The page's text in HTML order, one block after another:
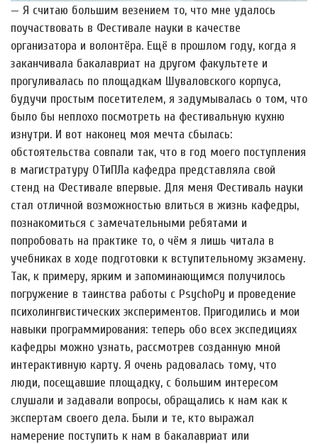
— Я считаю большим везением то, что мне удалось
поучаствовать в Фестивале науки в качестве
организатора и волонтёра. Ещё в прошлом году, когда я
заканчивала бакалавриат на другом факультете и
прогуливалась по площадкам Шуваловского корпуса,
будучи простым посетителем, я задумывалась о том, что
было бы неплохо посмотреть на фестивальную кухню
изнутри. И вот наконец моя мечта сбылась:
обстоятельства совпали так, что в год моего поступления
в магистратуру ОТиПЛа кафедра представляла свой
стенд на Фестивале впервые. Для меня Фестиваль науки
стал отличной возможностью влиться в жизнь кафедры,
познакомиться с замечательными ребятами и
попробовать на практике то, о чём я лишь читала в
учебниках в ходе подготовки к вступительному экзамену.
Так, к примеру, ярким и запоминающимся получилось
погружение в таинства работы с PsychoPy и проведение
психолингвистических экспериментов. Пригодились и мои
навыки программирования: теперь обо всех экспедициях
кафедры можно узнать, рассмотрев созданную мной
интерактивную карту. Я очень радовалась тому, что
люди, посещавшие площадку, с большим интересом
слушали и задавали вопросы, обращались к нам как к
экспертам своего дела. Были и те, кто выражал
намерение поступить к нам в бакалавриат или